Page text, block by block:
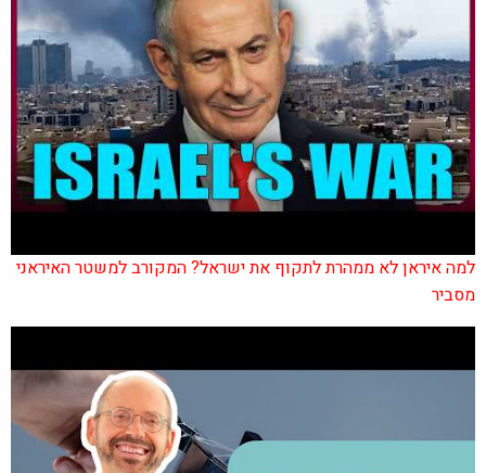
למה איראן לא ממהרת לתקוף את ישראל? המקורב למשטר האיראני
מסביר